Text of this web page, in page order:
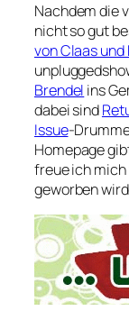
Nachdem die
nicht so gut
von Claas und
Brendel ins
dabei sind
Issue-
Homepage
freue ich
geworben